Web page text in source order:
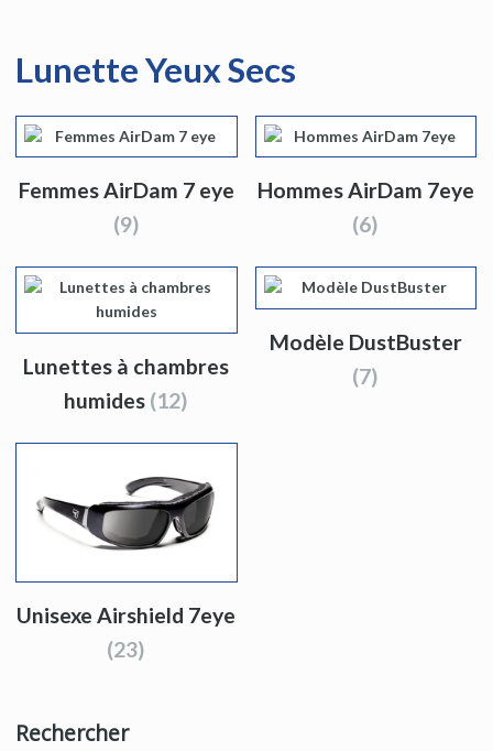
Lunette Yeux Secs
Femmes AirDam 7 eye
(9)
Hommes AirDam 7eye
(6)
Lunettes à chambres
humides (12)
Modèle DustBuster
(7)
Unisexe Airshield 7eye
(23)
Rechercher